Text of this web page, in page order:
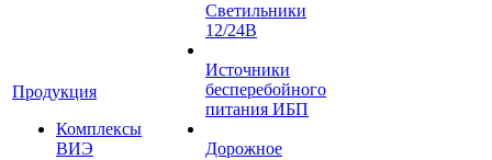
Продукция
Комплексы
ВИЭ
Светильники
12/24В
Источники
бесперебойного
питания ИБП
Дорожное